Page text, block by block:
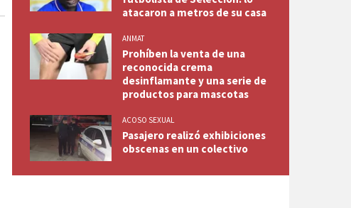
atacaron a metros de su casa
ANMAT
Prohíben la venta de una
reconocida crema
desinflamante y una serie de
productos para mascotas
ACOSO SEXUAL
Pasajero realizó exhibiciones
obscenas en un colectivo